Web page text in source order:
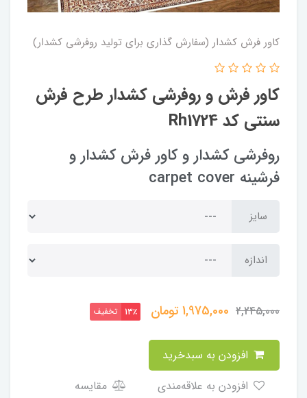
کاور فرش کشدار (سفارش گذاری برای تولید روفرشی کشدار)
کاور فرش و روفرشی کشدار طرح فرش
سنتی کد Rh1724
روفرشی کشدار و کاور فرش کشدار و
فرشینه carpet cover
سایز
اندازه
2,245,000
1,975,000تومان 13٪ تخفیف
مقایسه